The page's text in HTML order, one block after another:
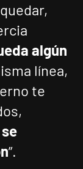
algún
línea,
te
”.